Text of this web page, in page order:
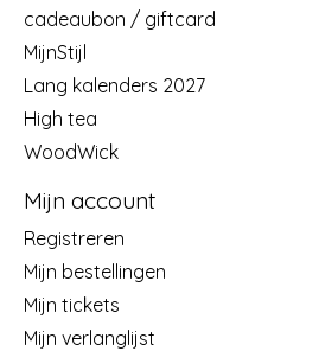
cadeaubon / giftcard
MijnStijl
Lang kalenders 2027
High tea
WoodWick
Mijn account
Registreren
Mijn bestellingen
Mijn tickets
Mijn verlanglijst